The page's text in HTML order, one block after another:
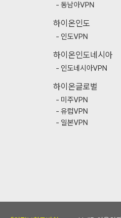
동남아VPN
하이온인도
인도VPN
하이온인도네시아
인도네시아VPN
하이온글로벌
미주VPN
유럽VPN
일본VPN